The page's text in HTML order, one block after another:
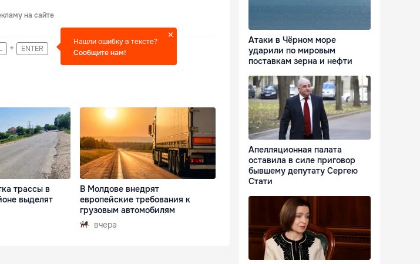
на сайте
+ ENTER
Нашли ошибку в тексте?
Сообщите нам!
трассы в
выделят
В Молдове внедрят
европейские требования к
грузовым автомобилям
вчера
Атаки в Чёрном море
ударили по мировым
поставкам зерна и нефти
Апелляционная палата
оставила в силе приговор
бывшему депутату Сергею
Стати